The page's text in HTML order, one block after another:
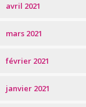
avril 2021
mars 2021
février 2021
janvier 2021